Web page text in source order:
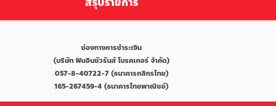
ช่องทางการชำระเงิน
(บริษัท ฟินอินชัวรันส์ โบรคเกอร์ จำกัด)
057-8-40722-7 (ธนาคารกสิกรไทย)
165-267459-4 (ธนาคารไทยพาณิชย์)